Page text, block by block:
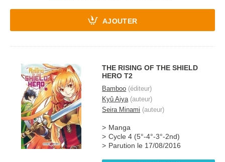
AJOUTER
THE RISING OF THE SHIELD
HERO T2
Bamboo (éditeur)
Kyû Aiya(auteur)
Seira Minami (auteur)
Manga
Cycle 4 (5°-4°-3°-2nd)
Parution le 17/08/2016